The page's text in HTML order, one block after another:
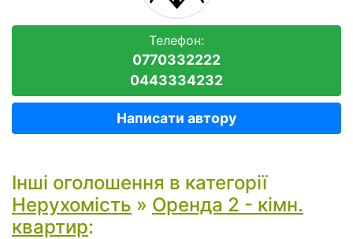
Телефон:
0770332222
0443334232
Написати автору
Інші оголошення в категорії
Нерухомість » Оренда 2 - кімн.
квартир: